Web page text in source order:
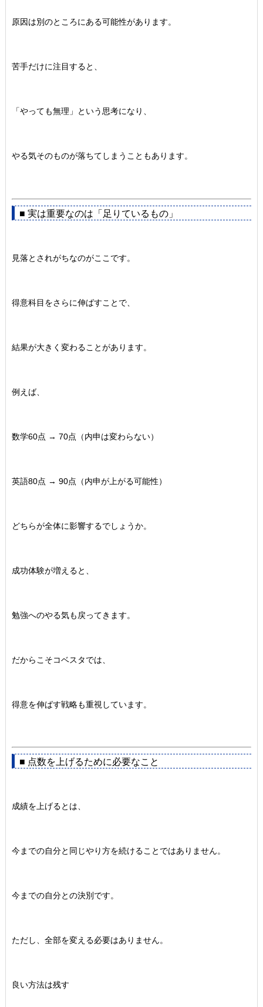
原因は別のところにある可能性があります。
苦手だけに注目すると、
「やっても無理」という思考になり、
やる気そのものが落ちてしまうこともあります。
■ 実は重要なのは「足りているもの」
見落とされがちなのがここです。
得意科目をさらに伸ばすことで、
結果が大きく変わることがあります。
例えば、
数学60点 → 70点（内申は変わらない）
英語80点 → 90点（内申が上がる可能性）
どちらが全体に影響するでしょうか。
成功体験が増えると、
勉強へのやる気も戻ってきます。
だからこそコベスタでは、
得意を伸ばす戦略も重視しています。
■ 点数を上げるために必要なこと
成績を上げるとは、
今までの自分と同じやり方を続けることではありません。
今までの自分との決別です。
ただし、全部を変える必要はありません。
良い方法は残す